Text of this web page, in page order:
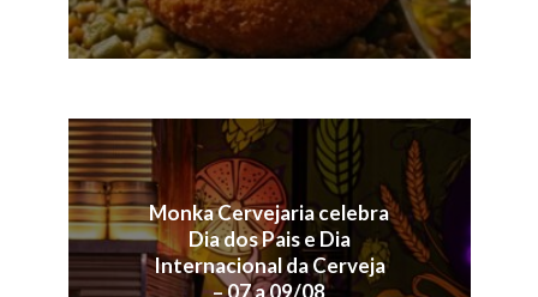
Monka Cervejaria celebra
Dia dos Pais e Dia
Internacional da Cerveja
– 07 a 09/08